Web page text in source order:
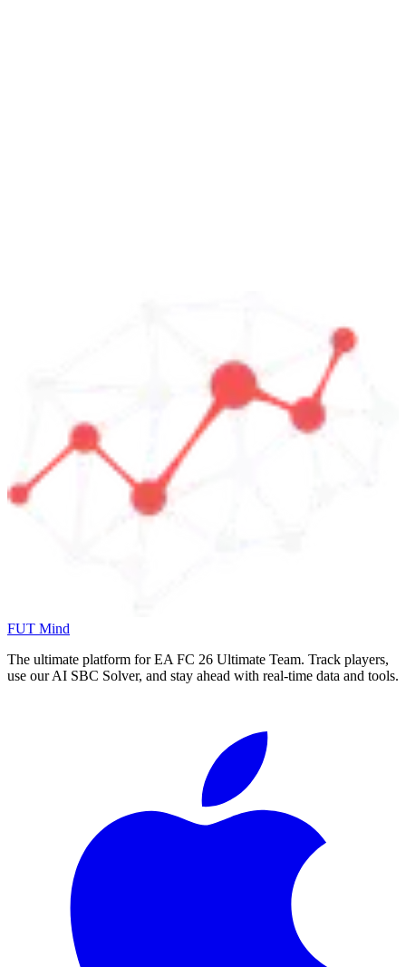
FUT Mind
The ultimate platform for EA FC 26 Ultimate Team. Track players,
use our AI SBC Solver, and stay ahead with real-time data and tools.